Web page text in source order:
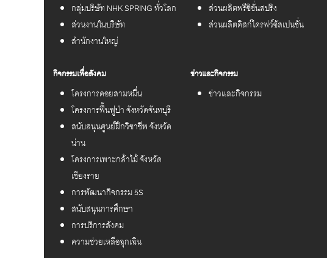
กลุ่มบริษัท NHK SPRING ทั่วโลก
ส่วนงานในบริษัท
สำนักงานใหญ่
ส่วนผลิตพรีซิชั่นสปริง
ส่วนผลิตดิสก์ไดรฟว์ซัสเปนชั่น
กิจกรรมเพื่อสังคม
โครงการดอยสามหมื่น
โครงการฟื้นฟูป่า จังหวัดจันทบุรี
สนับสนุนศูนย์ฝึกวิชาชีพ จังหวัด
น่าน
โครงการเพาะกล้าไม้ จังหวัด
เชียงราย
การพัฒนากิจกรรม 5S
สนับสนุนการศึกษา
การบริการสังคม
ความช่วยเหลือฉุกเฉิน
ข่าวและกิจกรรม
ข่าวเเละกิจกรรม